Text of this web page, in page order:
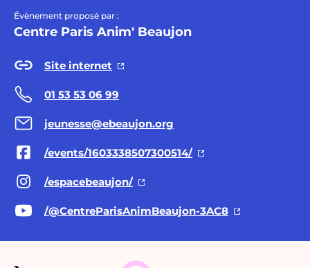
Évènement proposé par :
Centre Paris Anim' Beaujon
Site internet
01 53 53 06 99
jeunesse@ebeaujon.org
/events/1603338507300514/
/espacebeaujon/
/@CentreParisAnimBeaujon-3AC8